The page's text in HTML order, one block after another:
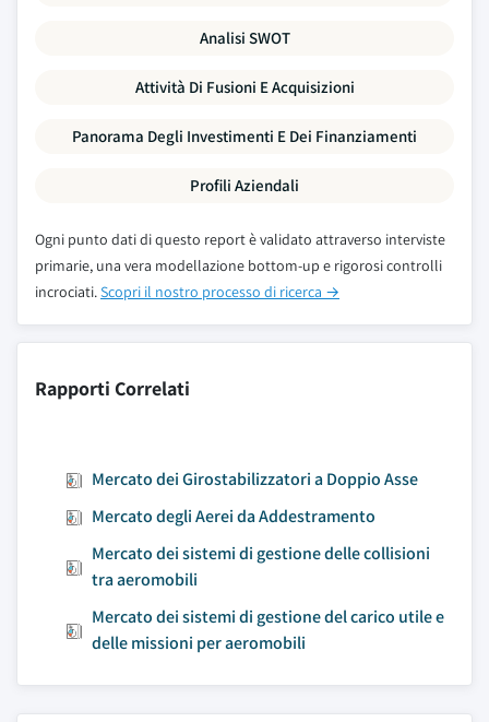
Analisi SWOT
Attività Di Fusioni E Acquisizioni
Panorama Degli Investimenti E Dei Finanziamenti
Profili Aziendali
Ogni punto dati di questo report è validato attraverso interviste
primarie, una vera modellazione bottom-up e rigorosi controlli
incrociati.Scopri il nostro processo di ricerca →
Rapporti Correlati
Mercato dei Girostabilizzatori a Doppio Asse
Mercato degli Aerei da Addestramento
Mercato dei sistemi di gestione delle collisioni
tra aeromobili
Mercato dei sistemi di gestione del carico utile e
delle missioni per aeromobili